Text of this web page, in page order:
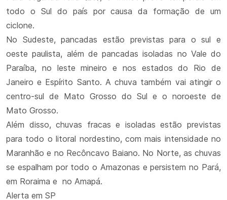
todo o Sul do país por causa da formação de um
ciclone.
No Sudeste, pancadas estão previstas para o sul e
oeste paulista, além de pancadas isoladas no Vale do
Paraíba, no leste mineiro e nos estados do Rio de
Janeiro e Espírito Santo. A chuva também vai atingir o
centro-sul de Mato Grosso do Sul e o noroeste de
Mato Grosso.
Além disso, chuvas fracas e isoladas estão previstas
para todo o litoral nordestino, com mais intensidade no
Maranhão e no Recôncavo Baiano. No Norte, as chuvas
se espalham por todo o Amazonas e persistem no Pará,
em Roraima e no Amapá.
Alerta em SP